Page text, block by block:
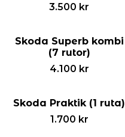
3.500 kr
Skoda Superb kombi
(7 rutor)
4.100 kr
Skoda Praktik (1 ruta)
1.700 kr